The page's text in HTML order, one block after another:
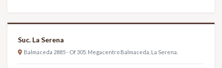
Suc. La Serena
Balmaceda 2885 - Of 305. Megacentro Balmaceda, La Serena.